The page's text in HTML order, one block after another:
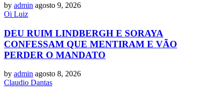
by admin agosto 9, 2026
Oi Luiz
DEU RUIM LINDBERGH E SORAYA
CONFESSAM QUE MENTIRAM E VÃO
PERDER O MANDATO
by admin agosto 8, 2026
Claudio Dantas